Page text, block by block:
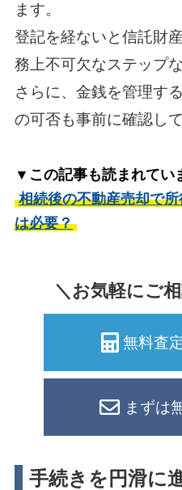
ます。
登記を経ないと信託財
務上不可欠なステップな
さらに、金銭を管理す
の可否も事前に確認し
▼この記事も読まれてい
相続後の不動産売却で
は必要？
＼お気軽にご
無料査
まずは
手続きを円滑に